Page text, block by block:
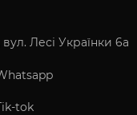
Лесі Українки 6а
tok